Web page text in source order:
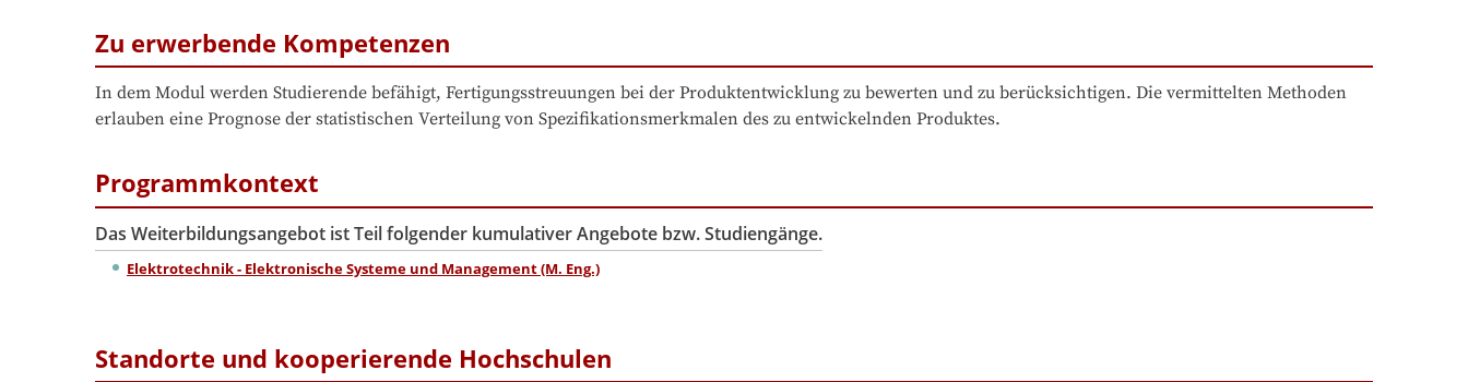
Zu erwerbende Kompetenzen
In dem Modul werden Studierende befähigt, Fertigungsstreuungen bei der Produktentwicklung zu bewerten und zu berücksichtigen. Die vermittelten Methoden
erlauben eine Prognose der statistischen Verteilung von Spezifikationsmerkmalen des zu entwickelnden Produktes.
Programmkontext
Das Weiterbildungsangebot ist Teil folgender kumulativer Angebote bzw. Studiengänge.
Elektrotechnik - Elektronische Systeme und Management (M. Eng.)
Standorte und kooperierende Hochschulen